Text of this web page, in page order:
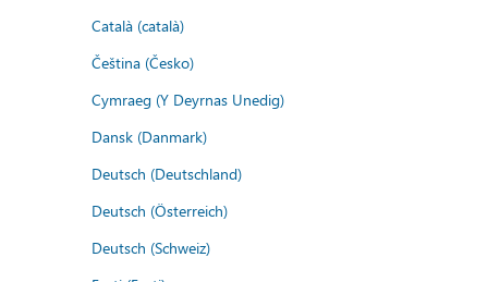
Català (català)
Čeština (Česko)
Cymraeg (Y Deyrnas Unedig)
Dansk (Danmark)
Deutsch (Deutschland)
Deutsch (Österreich)
Deutsch (Schweiz)